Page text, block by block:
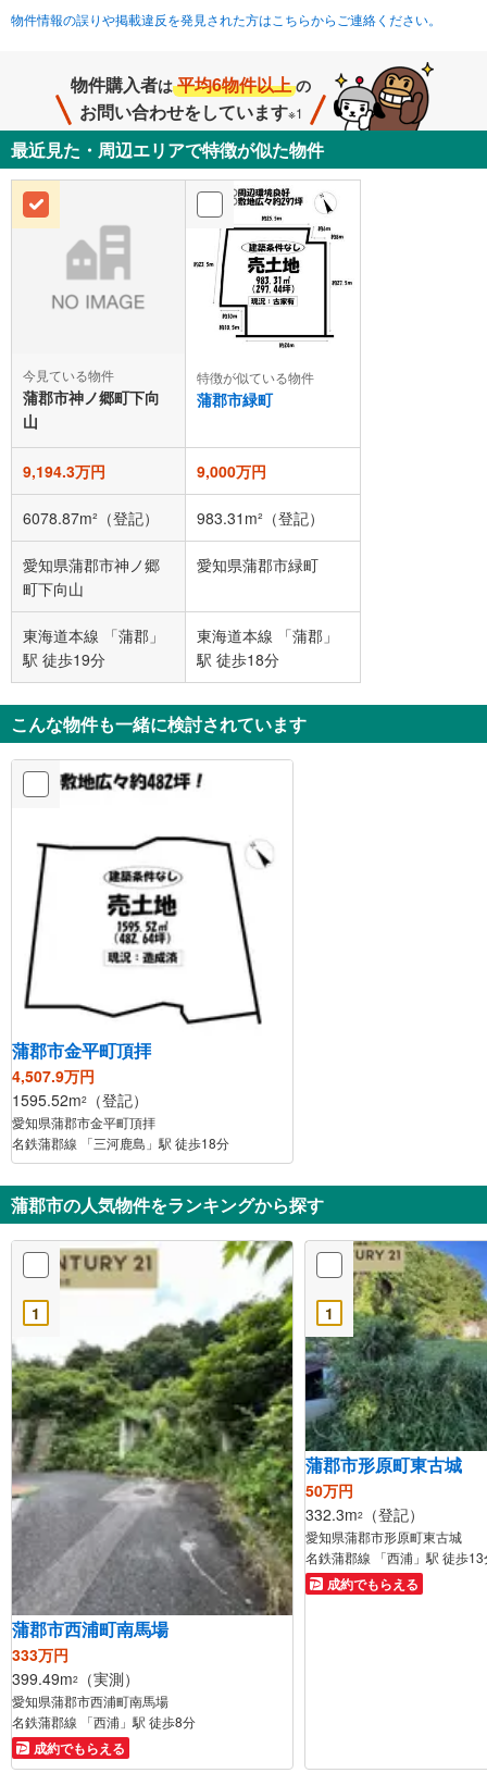
物件情報の誤りや掲載違反を発見された方はこちらからご連絡ください。
物件購入者は 平均6物件以上 の
お問い合わせをしています※1
最近見た・周辺エリアで特徴が似た物件
今見ている物件
蒲郡市神ノ郷町下向
山
特徴が似ている物件
蒲郡市緑町
9,194.3万円 9,000万円
6078.87m²（登記） 983.31m²（登記）
愛知県蒲郡市神ノ郷
町下向山
愛知県蒲郡市緑町
東海道本線 「蒲郡」
駅 徒歩19分
東海道本線 「蒲郡」
駅 徒歩18分
こんな物件も一緒に検討されています
蒲郡市金平町頂拝
4,507.9万円
1595.52m2 （登記）
愛知県蒲郡市金平町頂拝
名鉄蒲郡線 「三河鹿島」駅 徒歩18分
蒲郡市の人気物件をランキングから探す
1
蒲郡市西浦町南馬場
333万円
399.49m2 （実測）
愛知県蒲郡市西浦町南馬場
名鉄蒲郡線 「西浦」駅 徒歩8分
成約でもらえる
1
蒲郡市形原町東古城
50万円
332.3m2 （登記）
愛知県蒲郡市形原町東古城
名鉄蒲郡線 「西浦」駅 徒歩13
成約でもらえる